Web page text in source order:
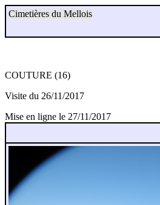
Cimetières du Mellois
COUTURE (16)
Visite du 26/11/2017
Mise en ligne le 27/11/2017